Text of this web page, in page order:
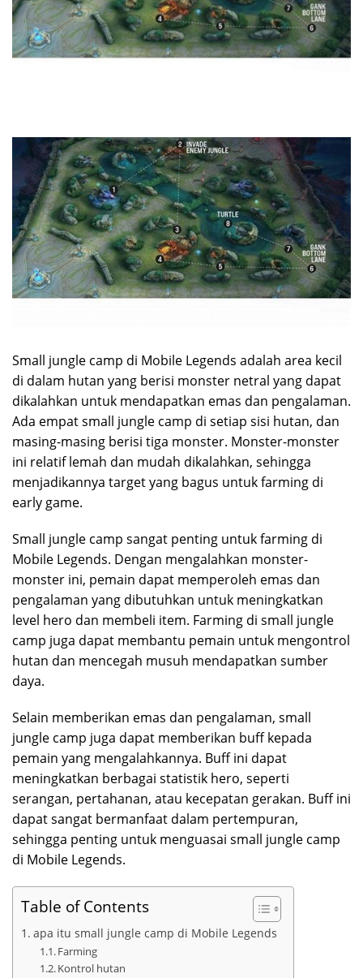
Small jungle camp di Mobile Legends adalah area kecil
di dalam hutan yang berisi monster netral yang dapat
dikalahkan untuk mendapatkan emas dan pengalaman.
Ada empat small jungle camp di setiap sisi hutan, dan
masing-masing berisi tiga monster. Monster-monster
ini relatif lemah dan mudah dikalahkan, sehingga
menjadikannya target yang bagus untuk farming di
early game.
Small jungle camp sangat penting untuk farming di
Mobile Legends. Dengan mengalahkan monster-
monster ini, pemain dapat memperoleh emas dan
pengalaman yang dibutuhkan untuk meningkatkan
level hero dan membeli item. Farming di small jungle
camp juga dapat membantu pemain untuk mengontrol
hutan dan mencegah musuh mendapatkan sumber
daya.
Selain memberikan emas dan pengalaman, small
jungle camp juga dapat memberikan buff kepada
pemain yang mengalahkannya. Buff ini dapat
meningkatkan berbagai statistik hero, seperti
serangan, pertahanan, atau kecepatan gerakan. Buff ini
dapat sangat bermanfaat dalam pertempuran,
sehingga penting untuk menguasai small jungle camp
di Mobile Legends.
Table of Contents
apa itu small jungle camp di Mobile Legends
Farming
Kontrol hutan